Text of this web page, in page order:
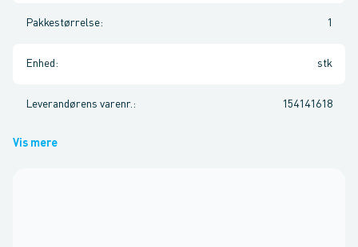
Pakkestørrelse: 1
Enhed : stk
Leverandørens varenr. : 154141618
Vis mere